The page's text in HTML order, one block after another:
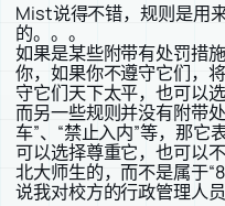
Mist说得不错，规则是用
的。。。
如果是某些附带有处罚措
你，如果你不遵守它们，
守它们天下太平，也可以
而另一些规则并没有附带
车”、“禁止入内”等，那
可以选择尊重它，也可以
北大师生的，而不是属于
说我对校方的行政管理人